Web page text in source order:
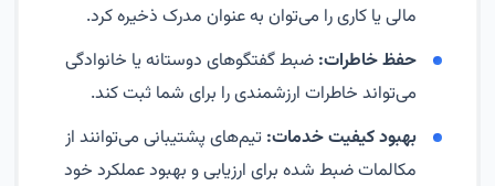
مالی یا کاری را می‌توان به عنوان مدرک ذخیره کرد.
حفظ خاطرات: ضبط گفتگوهای دوستانه یا خانوادگی
می‌تواند خاطرات ارزشمندی را برای شما ثبت کند.
بهبود کیفیت خدمات: تیم‌های پشتیبانی می‌توانند از
مکالمات ضبط شده برای ارزیابی و بهبود عملکرد خود